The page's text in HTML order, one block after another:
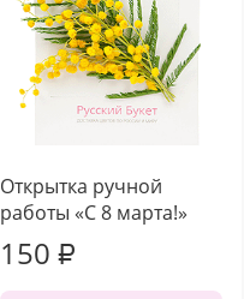
Открытка ручной
работы «С 8 марта!»
150 ₽